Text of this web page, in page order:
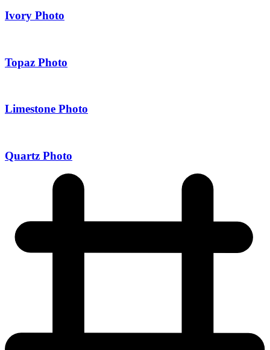
Ivory Photo
Topaz Photo
Limestone Photo
Quartz Photo